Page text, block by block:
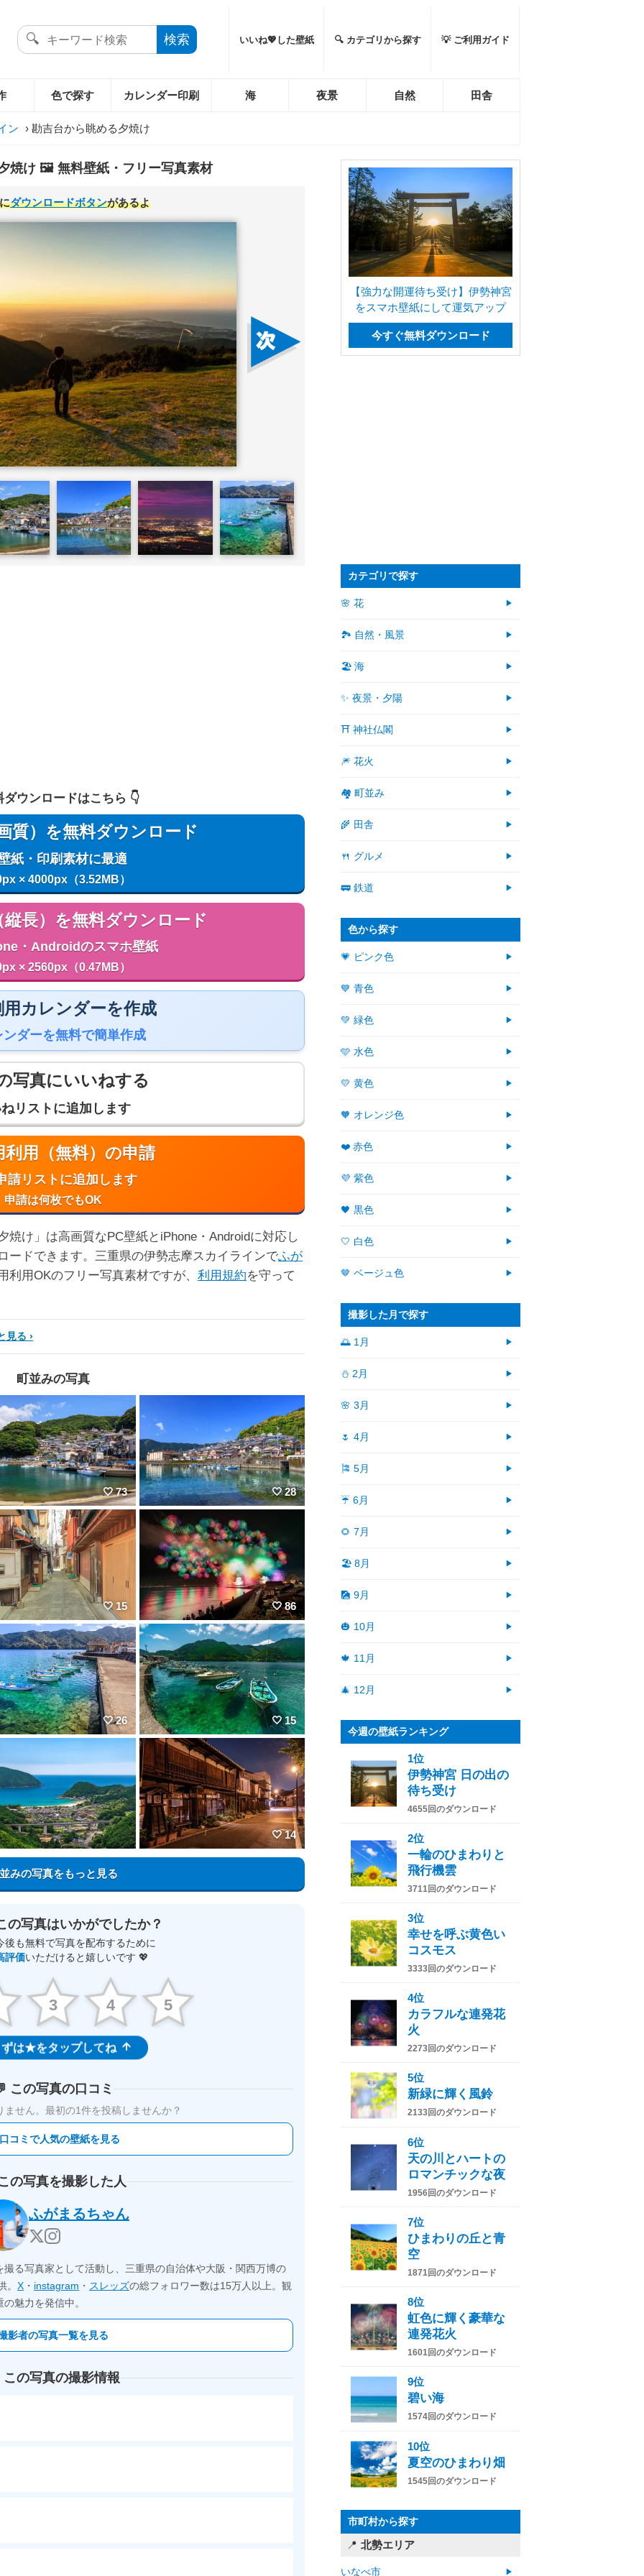
いいね💖した壁紙 🔍 カテゴリから探す 💡 ご利用ガイド
色で探す カレンダー印刷 海 夜景 自然 田舎
ン › 勘吉台から眺める夕焼け
焼け 🖼️ 無料壁紙・フリー写真素材
ダウンロードボタンがあるよ
ダウンロードはこちら 👇️
質）を無料ダウンロード
紙・印刷素材に最適
× 4000px（3.52MB）
長）を無料ダウンロード
・Androidのスマホ壁紙
× 2560px（0.47MB）
カレンダーを作成
ダーを無料で簡単作成
写真にいいねする
リストに追加します
利用（無料）の申請
請リストに追加します
申請は何枚でもOK
焼け」は高画質なPC壁紙とiPhone・Androidに対応し
ードできます。三重県の伊勢志摩スカイラインでふが
利用OKのフリー写真素材ですが、 利用規約を守って
見る
町並みの写真
73 28
15 86
26 15
14
みの写真をもっと見る
の写真はいかがでしたか？
後も無料で写真を配布するために
評価いただけると嬉しいです 💖
3 4 5
は★をタップしてね
この写真の口コミ
せん。 最初の1件を投稿しませんか？
コミで人気の壁紙を見る
の写真を撮影した人
ふがまるちゃん
る写真家として活動し、三重県の自治体や大阪・関西万博の
X ・ instagram ・ スレッズの総フォロワー数は15万人以上。観
魅力を発信中。
影者の写真一覧を見る
この写真の撮影情報
【強力な開運待ち受け】伊勢神宮
をスマホ壁紙にして運気アップ
今すぐ無料ダウンロード
カテゴリで探す
🌸 花
🏞️ 自然・風景
🏖 海
✨ 夜景・夕陽
⛩ 神社仏閣
🎆 花火
🏘 町並み
🌾 田舎
🍴 グルメ
🚃 鉄道
色から探す
💗 ピンク色
💙 青色
💚 緑色
🩵 水色
💛 黄色
🧡 オレンジ色
❤️ 赤色
💜 紫色
🖤 黒色
🤍 白色
🤎 ベージュ色
撮影した月で探す
🌅 1月
⛄ 2月
🌸 3月
🌷 4月
🎏 5月
☔ 6月
🌻 7月
🏖 8月
🎑 9月
🎃 10月
🍁 11月
🎄 12月
今週の壁紙ランキング
1位
伊勢神宮 日の出の
待ち受け
4655回のダウンロード
2位
一輪のひまわりと
飛行機雲
3711回のダウンロード
3位
幸せを呼ぶ黄色い
コスモス
3333回のダウンロード
4位
カラフルな連発花
火
2273回のダウンロード
5位
新緑に輝く風鈴
2133回のダウンロード
6位
天の川とハートの
ロマンチックな夜
1956回のダウンロード
7位
ひまわりの丘と青
空
1871回のダウンロード
8位
虹色に輝く豪華な
連発花火
1601回のダウンロード
9位
碧い海
1574回のダウンロード
10位
夏空のひまわり畑
1545回のダウンロード
市町村から探す
北勢エリア
いなべ市